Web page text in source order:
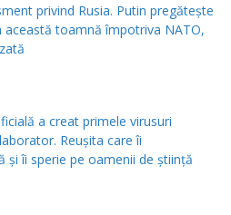
privind Rusia. Putin pregăteşte
această toamnă împotriva NATO,
a creat primele virusuri
Reușita care îi
și îi sperie pe oamenii de știință